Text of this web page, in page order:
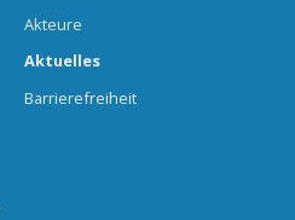
Akteure
Aktuelles
Barrierefreiheit